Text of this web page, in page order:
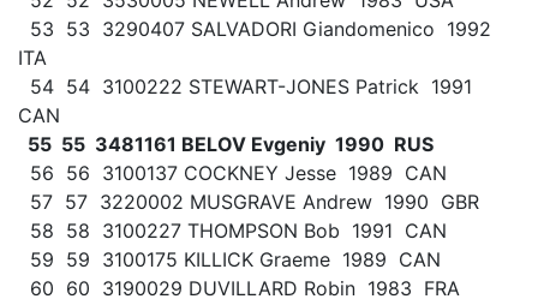
53 53 3290407 SALVADORI Giandomenico 1992
ITA
54 54 3100222 STEWART-JONES Patrick 1991
CAN
55 55 3481161 BELOV Evgeniy 1990 RUS
56 56 3100137 COCKNEY Jesse 1989 CAN
57 57 3220002 MUSGRAVE Andrew 1990 GBR
58 58 3100227 THOMPSON Bob 1991 CAN
59 59 3100175 KILLICK Graeme 1989 CAN
60 60 3190029 DUVILLARD Robin 1983 FRA